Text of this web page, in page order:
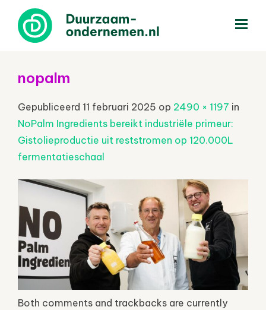
nopalm
Gepubliceerd 11 februari 2025 op 2490 × 1197 in
NoPalm Ingredients bereikt industriële primeur:
Gistolieproductie uit reststromen op 120.000L
fermentatieschaal
Both comments and trackbacks are currently